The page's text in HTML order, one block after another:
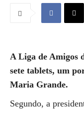
A Liga de Amigos
sete tablets, um
Maria Grande.
Segundo, a